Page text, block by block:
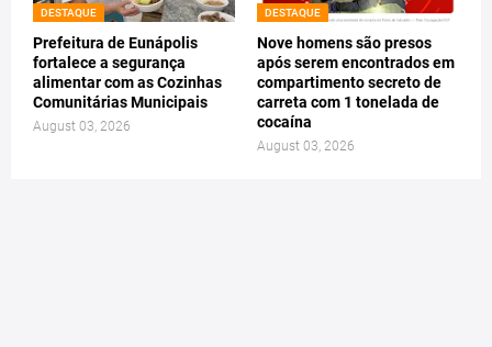
DESTAQUE
Prefeitura de Eunápolis
fortalece a segurança
alimentar com as Cozinhas
Comunitárias Municipais
August 03, 2026
DESTAQUE
Nove homens são presos
após serem encontrados em
compartimento secreto de
carreta com 1 tonelada de
cocaína
August 03, 2026